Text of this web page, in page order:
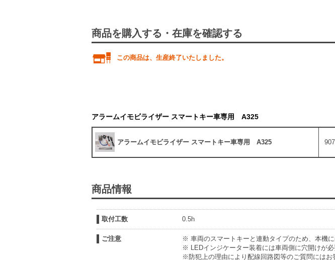
商品を購入する・在庫を確認する
この商品は、生産終了いたしました。
アラームイモビライザー スマートキー車専用 A325
アラームイモビライザー スマートキー車専用 A325
商品情報
取付工数 0.5h
ご注意
※ 車両のスマートキーと連動タイプのため、本機
※ LEDインジケーター装着には車両側に穴開けが必
※防犯上の理由により配線回路図等のご質問にはお